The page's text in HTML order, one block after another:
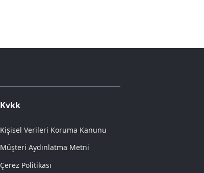
Kvkk
Kişisel Verileri Koruma Kanunu
Müşteri Aydınlatma Metni
Çerez Politikası